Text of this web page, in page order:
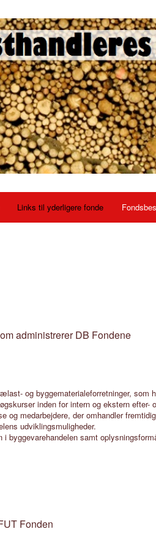
Links til yderligere fonde
administrerer DB Fondene
og byggematerialeforretninger, som
inden for intern og ekstern efter-
og medarbejdere, der omhandler
udviklingsmuligheder.
samt
Fonden